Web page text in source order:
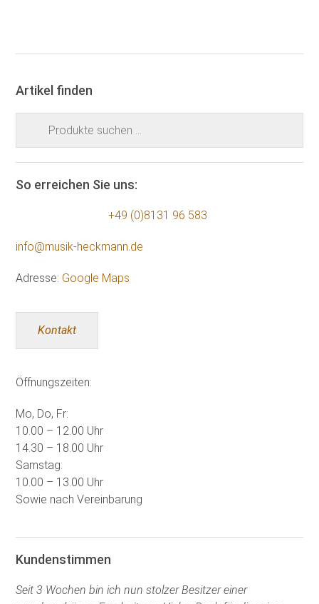
Artikel finden
So erreichen Sie uns:
+49 (0)8131 96 583
info@musik-heckmann.de
Adresse: Google Maps
Kontakt
Öffnungszeiten:
Mo, Do, Fr:
10.00 – 12.00 Uhr
14.30 – 18.00 Uhr
Samstag:
10.00 – 13.00 Uhr
Sowie nach Vereinbarung
Kundenstimmen
Seit 3 Wochen bin ich nun stolzer Besitzer einer